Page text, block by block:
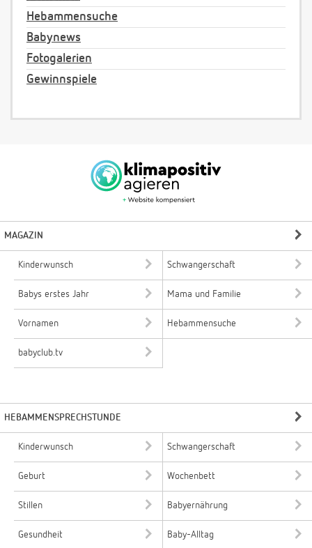
Hebammensuche
Babynews
Fotogalerien
Gewinnspiele
MAGAZIN
Kinderwunsch Schwangerschaft
Babys erstes Jahr Mama und Familie
Vornamen Hebammensuche
babyclub.tv
HEBAMMENSPRECHSTUNDE
Kinderwunsch Schwangerschaft
Geburt Wochenbett
Stillen Babyernährung
Gesundheit Baby-Alltag